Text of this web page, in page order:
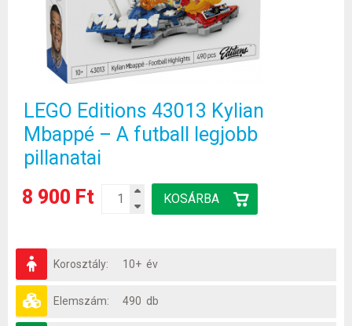
LEGO Editions 43013 Kylian
Mbappé – A futball legjobb
pillanatai
8 900 Ft
Korosztály: 10+ év
Elemszám: 490 db